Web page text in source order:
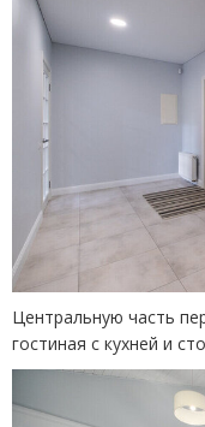
Центральную часть
гостиная с кухней и